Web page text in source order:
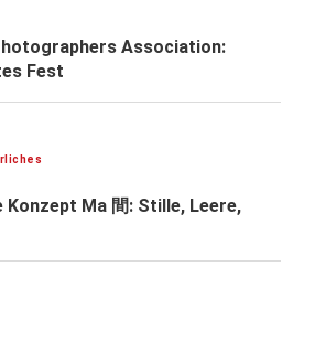
Association:
Fest
Konzept Ma 間: Stille, Leere,